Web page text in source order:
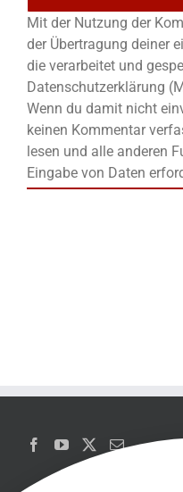
Mit der Nutzung der
der Übertragung deiner
die verarbeitet und
Datenschutzerklärung
Wenn du damit nicht
keinen Kommentar
lesen und alle anderen
Eingabe von Daten